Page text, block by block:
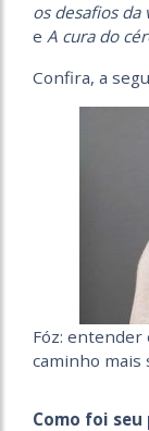
os desafios da
e A cura do
Confira, a
Fóz:
caminho mais
Como foi